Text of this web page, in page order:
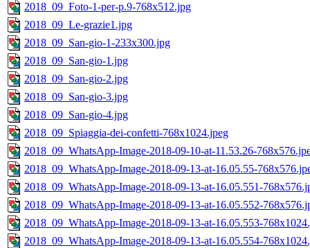
2018_09_Foto-1-per-p.9-768x512.jpg
2018_09_Le-grazie1.jpg
2018_09_San-gio-1-233x300.jpg
2018_09_San-gio-1.jpg
2018_09_San-gio-2.jpg
2018_09_San-gio-3.jpg
2018_09_San-gio-4.jpg
2018_09_Spiaggia-dei-confetti-768x1024.jpeg
2018_09_WhatsApp-Image-2018-09-10-at-11.53.26-
2018_09_WhatsApp-Image-2018-09-13-at-16.05.55-
2018_09_WhatsApp-Image-2018-09-13-at-16.05.551-
2018_09_WhatsApp-Image-2018-09-13-at-16.05.552-
2018_09_WhatsApp-Image-2018-09-13-at-16.05.553-
2018_09_WhatsApp-Image-2018-09-13-at-16.05.554-